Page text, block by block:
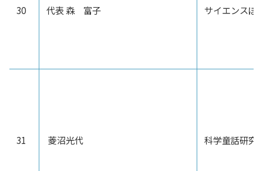
30 代表 森 富子 サイエンスぽ
31 菱沼光代 科学童話研究